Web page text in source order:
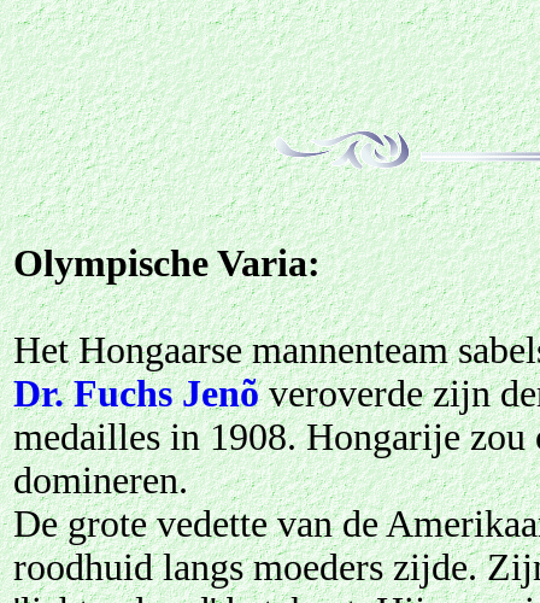
Olympische Varia:
Het Hongaarse mannenteam
Dr. Fuchs Jenõveroverde zijn
medailles in 1908. Hongarije zou
domineren.
De grote vedette van de
roodhuid langs moeders zijde.